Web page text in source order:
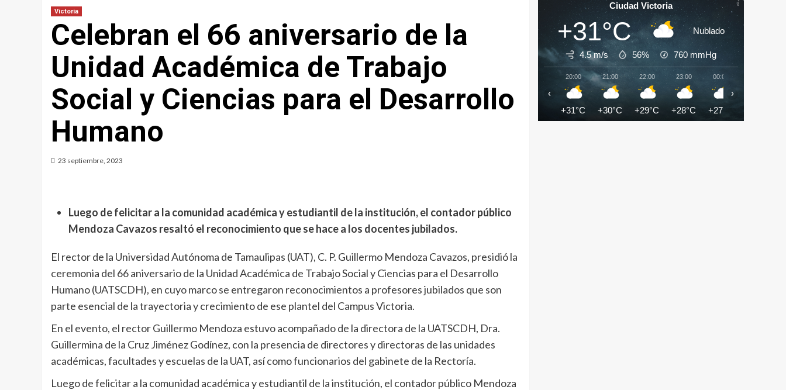
Victoria
Celebran el 66 aniversario de la
Unidad Académica de Trabajo
Social y Ciencias para el Desarrollo
Humano
23 septiembre, 2023
Luego de felicitar a la comunidad académica y estudiantil de la institución, el contador público
Mendoza Cavazos resaltó el reconocimiento que se hace a los docentes jubilados.
El rector de la Universidad Autónoma de Tamaulipas (UAT), C. P. Guillermo Mendoza Cavazos, presidió la
ceremonia del 66 aniversario de la Unidad Académica de Trabajo Social y Ciencias para el Desarrollo
Humano (UATSCDH), en cuyo marco se entregaron reconocimientos a profesores jubilados que son
parte esencial de la trayectoria y crecimiento de ese plantel del Campus Victoria.
En el evento, el rector Guillermo Mendoza estuvo acompañado de la directora de la UATSCDH, Dra.
Guillermina de la Cruz Jiménez Godínez, con la presencia de directores y directoras de las unidades
académicas, facultades y escuelas de la UAT, así como funcionarios del gabinete de la Rectoría.
Luego de felicitar a la comunidad académica y estudiantil de la institución, el contador público Mendoza
Ciudad Victoria
+31°C Nublado
4.5 m/s 56% 760 mmHg
20:00
+31°C
21:00
+30°C
22:00
+29°C
23:00
+28°C
00:00
+27°C
‹ ›